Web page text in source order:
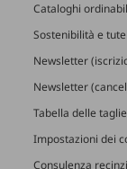
Cataloghi
Sostenibilità e
Newsletter
Newsletter
Tabella delle
Impostazioni dei
Consulenza